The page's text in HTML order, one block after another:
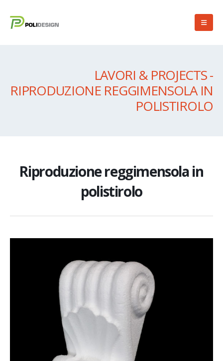
LAVORI & PROJECTS -
RIPRODUZIONE REGGIMENSOLA IN
POLISTIROLO
Riproduzione reggimensola in
polistirolo